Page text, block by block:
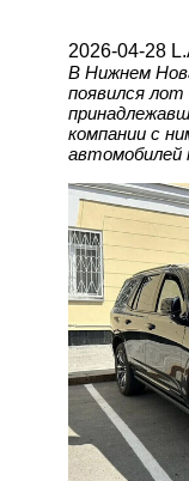
2026-04-28
В Нижнем
появился лот
компании с
автомобилей